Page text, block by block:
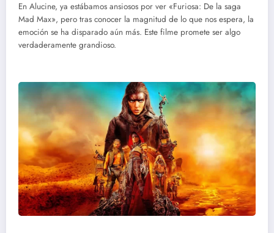
En Alucine, ya estábamos ansiosos por ver «Furiosa: De la saga
Mad Max», pero tras conocer la magnitud de lo que nos espera, la
emoción se ha disparado aún más. Este filme promete ser algo
verdaderamente grandioso.